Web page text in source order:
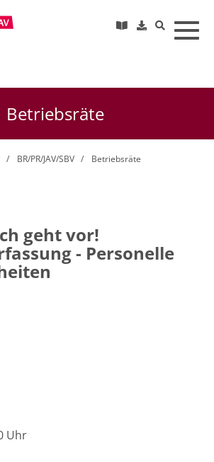
Betriebsräte
BR/PR/JAV/SBV Betriebsräte
geht vor!
- Personelle
Uhr